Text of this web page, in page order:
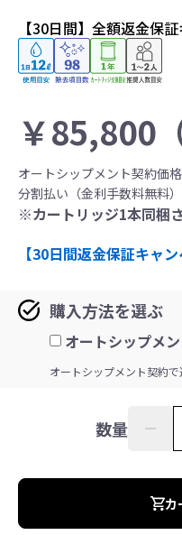
【30日間】全額返金保
￥85,800
オートシップメント契約価格
分割払い（金利手数料無料）
※カートリッジ1本同梱
【30日間返金保証キャ
購入方法を選ぶ
オートシップメ
オートシップメント契約
数量
カ